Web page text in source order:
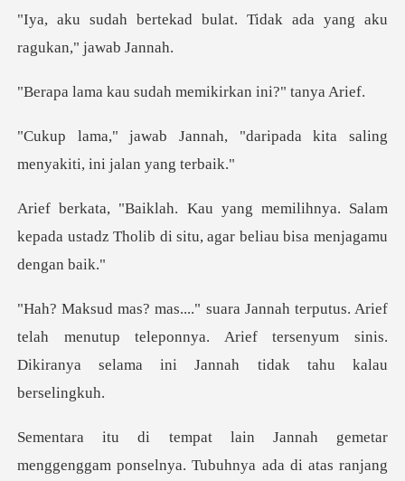
bulat. Tidak ada yang a
sudah memikirkan
"daripada kita saling
menyak
hnya. Salam
kepada ustadz Tholib di situ
f
telah menutup teleponnya. Arief tersenyum sinis.
Dik